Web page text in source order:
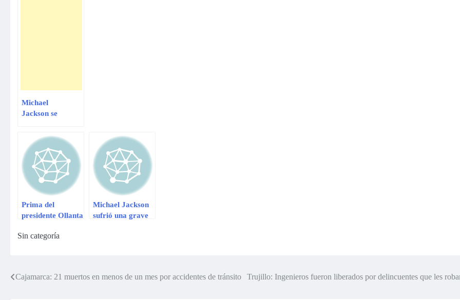
Michael
Jackson se
hombre elefante,
asegura su
exesposa
Prima del
presidente Ollanta
robo de su
Michael Jackson
sufrió una grave
Sin categoría
Navegación
Cajamarca: 21 muertos en menos de un mes por accidentes de tránsito Trujillo: Ingenieros fueron liberados por delincuentes que les